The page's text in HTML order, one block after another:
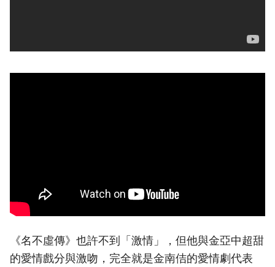
《名不虛傳》也許不到「激情」，但他與金亞中超甜
的愛情戲分與激吻，完全就是金南佶的愛情劇代表